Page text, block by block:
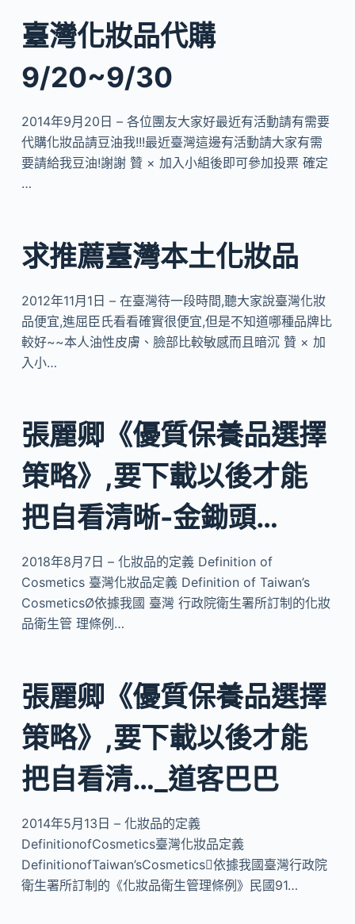
臺灣化妝品代購
9/20~9/30
2014年9月20日 – 各位團友大家好最近有活動請有需要
代購化妝品請豆油我!!!最近臺灣這邊有活動請大家有需
要請給我豆油!謝謝 贊 × 加入小組後即可參加投票 確定
…
求推薦臺灣本土化妝品
2012年11月1日 – 在臺灣待一段時間,聽大家說臺灣化妝
品便宜,進屈臣氏看看確實很便宜,但是不知道哪種品牌比
較好~~本人油性皮膚、臉部比較敏感而且暗沉 贊 × 加
入小…
張麗卿《優質保養品選擇
策略》,要下載以後才能
把自看清晰-金鋤頭…
2018年8月7日 – 化妝品的定義 Definition of
Cosmetics 臺灣化妝品定義 Definition of Taiwan’s
CosmeticsØ依據我國 臺灣 行政院衛生署所訂制的化妝
品衛生管 理條例…
張麗卿《優質保養品選擇
策略》,要下載以後才能
把自看清…_道客巴巴
2014年5月13日 – 化妝品的定義
DefinitionofCosmetics臺灣化妝品定義
DefinitionofTaiwan’sCosmetics依據我國臺灣行政院
衛生署所訂制的《化妝品衛生管理條例》民國91…